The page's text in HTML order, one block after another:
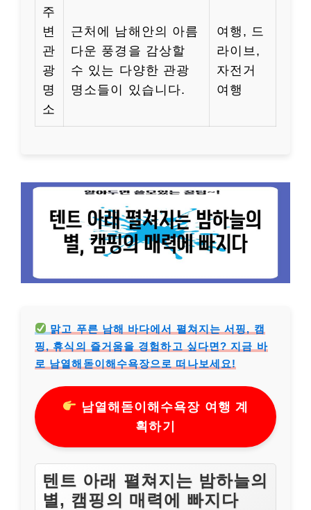
주
변
관
광
명
소
근처에 남해안의 아름
다운 풍경을 감상할
수 있는 다양한 관광
명소들이 있습니다.
여행, 드
라이브,
자전거
여행
맑고 푸른 남해 바다에서 펼쳐지는 서핑, 캠
핑, 휴식의 즐거움을 경험하고 싶다면? 지금 바
로 남열해돋이해수욕장으로 떠나보세요!
남열해돋이해수욕장 여행 계
획하기
텐트 아래 펼쳐지는 밤하늘의
별, 캠핑의 매력에 빠지다